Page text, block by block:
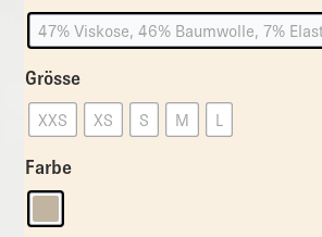
47% Viskose, 46% Baumwolle, 7%
Grösse
XXS XS S M L
Farbe